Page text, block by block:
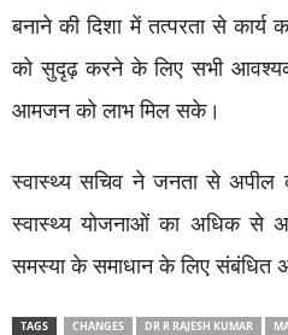
बनाने की दिशा में तत्परता से कार्य
को सुदृढ़ करने के लिए सभी
आमजन को लाभ मिल सके।
स्वास्थ्य सचिव ने जनता से अपील
स्वास्थ्य योजनाओं का अधिक से
समस्या के समाधान के लिए संबंधित
TAGS CHANGES DR R RAJESH KUMAR